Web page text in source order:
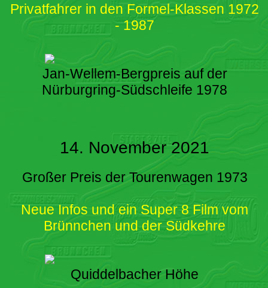
Privatfahrer in den Formel-Klassen 1972
- 1987
Jan-Wellem-Bergpreis auf der
Nürburgring-Südschleife 1978
14. November 2021
Großer Preis der Tourenwagen 1973
Neue Infos und ein Super 8 Film vom
Brünnchen und der Südkehre
Quiddelbacher Höhe